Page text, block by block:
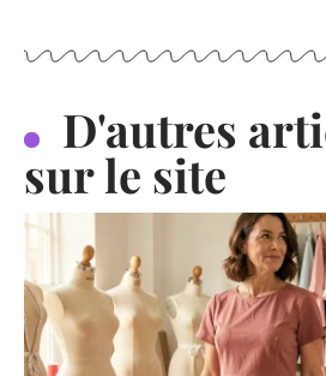
D'autres
sur le site